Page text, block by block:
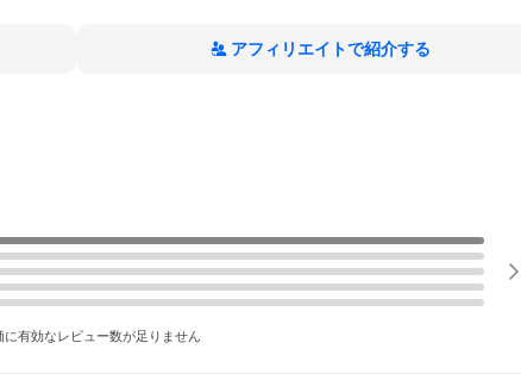
アフィリエイトで紹介する
に有効なレビュー数が足りません